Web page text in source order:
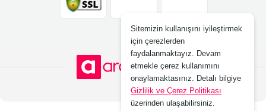
Sitemizin kullanışını iyileştirmek
için çerezlerden
faydalanmaktayız. Devam
etmekle çerez kullanımını
onaylamaktasınız. Detalı bilgiye
Gizlilik ve Çerez Politikası
üzerinden ulaşabilirsiniz.